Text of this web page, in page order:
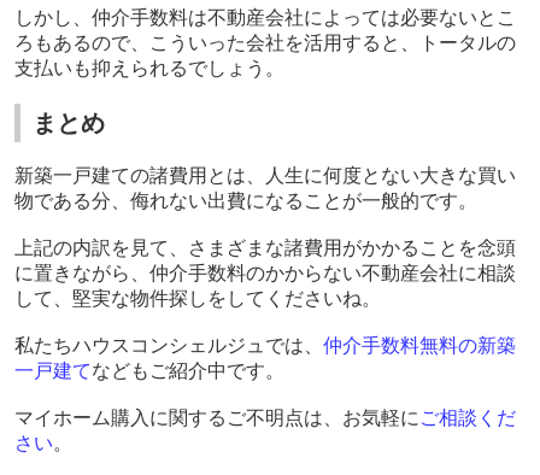
しかし、仲介手数料は不動産会社によっては必要ないとこ
ろもあるので、こういった会社を活用すると、トータルの
支払いも抑えられるでしょう。
まとめ
新築一戸建ての諸費用とは、人生に何度とない大きな買い
物である分、侮れない出費になることが一般的です。
上記の内訳を見て、さまざまな諸費用がかかることを念頭
に置きながら、仲介手数料のかからない不動産会社に相談
して、堅実な物件探しをしてくださいね。
私たちハウスコンシェルジュでは、 仲介手数料無料の新築
一戸建てなどもご紹介中です。
マイホーム購入に関するご不明点は、お気軽に ご相談くだ
さい。